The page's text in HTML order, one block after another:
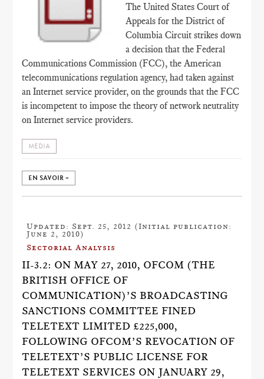
The United States Court of
Appeals for the District of
Columbia Circuit strikes down
a decision that the Federal
Communications Commission (FCC), the American
telecommunications regulation agency, had taken against
an Internet service provider, on the grounds that the FCC
is incompetent to impose the theory of network neutrality
on Internet service providers.
MEDIA
EN SAVOIR +
Updated: Sept. 25, 2012 (Initial publication:
June 2, 2010)
Sectorial Analysis
II-3.2: ON MAY 27, 2010, OFCOM (THE
BRITISH OFFICE OF
COMMUNICATION)’S BROADCASTING
SANCTIONS COMMITTEE FINED
TELETEXT LIMITED £225,000,
FOLLOWING OFCOM’S REVOCATION OF
TELETEXT’S PUBLIC LICENSE FOR
TELETEXT SERVICES ON JANUARY 29,